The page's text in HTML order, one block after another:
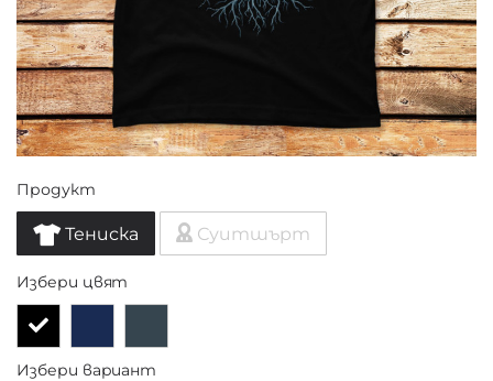
Продукт
Тениска Суитшърт
Избери цвят
Избери вариант